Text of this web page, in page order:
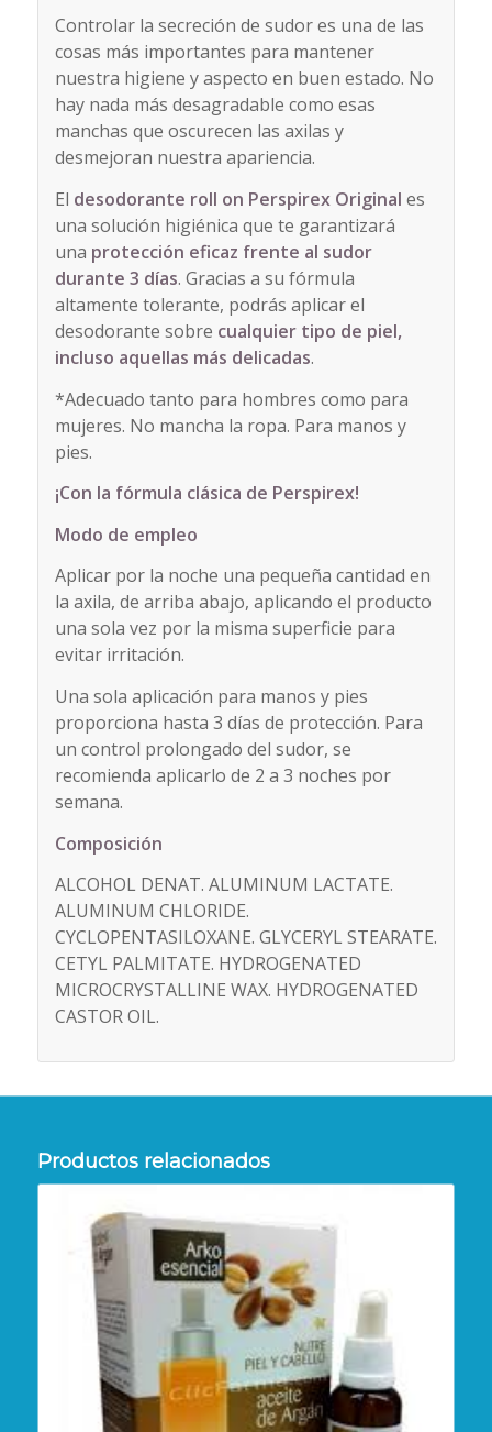
Controlar la secreción de sudor es una de las
cosas más importantes para mantener
nuestra higiene y aspecto en buen estado. No
hay nada más desagradable como esas
manchas que oscurecen las axilas y
desmejoran nuestra apariencia.
El desodorante roll on Perspirex Original es
una solución higiénica que te garantizará
una protección eficaz frente al sudor
durante 3 días. Gracias a su fórmula
altamente tolerante, podrás aplicar el
desodorante sobre cualquier tipo de piel,
incluso aquellas más delicadas.
*Adecuado tanto para hombres como para
mujeres. No mancha la ropa. Para manos y
pies.
¡Con la fórmula clásica de Perspirex!
Modo de empleo
Aplicar por la noche una pequeña cantidad en
la axila, de arriba abajo, aplicando el producto
una sola vez por la misma superficie para
evitar irritación.
Una sola aplicación para manos y pies
proporciona hasta 3 días de protección. Para
un control prolongado del sudor, se
recomienda aplicarlo de 2 a 3 noches por
semana.
Composición
ALCOHOL DENAT. ALUMINUM LACTATE.
ALUMINUM CHLORIDE.
CYCLOPENTASILOXANE. GLYCERYL STEARATE.
CETYL PALMITATE. HYDROGENATED
MICROCRYSTALLINE WAX. HYDROGENATED
CASTOR OIL.
Productos relacionados